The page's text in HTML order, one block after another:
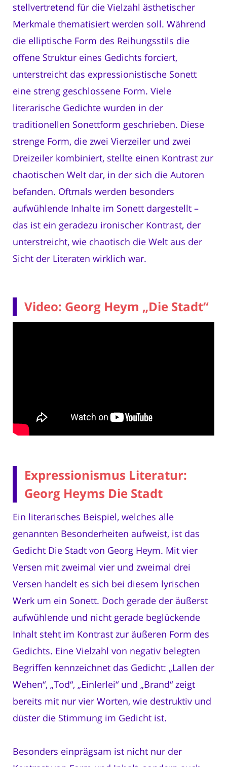
stellvertretend für die Vielzahl ästhetischer
Merkmale thematisiert werden soll. Während
die elliptische Form des Reihungsstils die
offene Struktur eines Gedichts forciert,
unterstreicht das expressionistische Sonett
eine streng geschlossene Form. Viele
literarische Gedichte wurden in der
traditionellen Sonettform geschrieben. Diese
strenge Form, die zwei Vierzeiler und zwei
Dreizeiler kombiniert, stellte einen Kontrast zur
chaotischen Welt dar, in der sich die Autoren
befanden. Oftmals werden besonders
aufwühlende Inhalte im Sonett dargestellt –
das ist ein geradezu ironischer Kontrast, der
unterstreicht, wie chaotisch die Welt aus der
Sicht der Literaten wirklich war.
Video: Georg Heym „Die Stadt“
Expressionismus Literatur:
Georg Heyms Die Stadt
Ein literarisches Beispiel, welches alle
genannten Besonderheiten aufweist, ist das
Gedicht Die Stadt von Georg Heym. Mit vier
Versen mit zweimal vier und zweimal drei
Versen handelt es sich bei diesem lyrischen
Werk um ein Sonett. Doch gerade der äußerst
aufwühlende und nicht gerade beglückende
Inhalt steht im Kontrast zur äußeren Form des
Gedichts. Eine Vielzahl von negativ belegten
Begriffen kennzeichnet das Gedicht: „Lallen der
Wehen“, „Tod“, „Einlerlei“ und „Brand“ zeigt
bereits mit nur vier Worten, wie destruktiv und
düster die Stimmung im Gedicht ist.
Besonders einprägsam ist nicht nur der